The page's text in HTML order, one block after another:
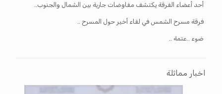
أحد أعضاء الفرقة يكتشف مفاوضات جارية بين الشمال والجنوب..
فرقة مسرح الشمس في لقاء أخير حول المسرح ..
ضوء ..عتمة ..
اخبار مماثلة